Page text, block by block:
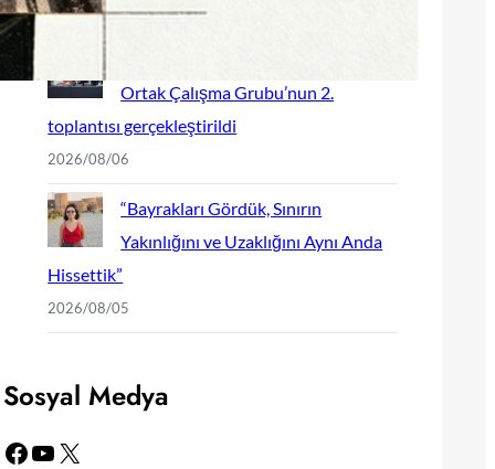
2026/08/06
Ortak Çalışma Grubu’nun 2.
toplantısı gerçekleştirildi
2026/08/06
“Bayrakları Gördük, Sınırın
Yakınlığını ve Uzaklığını Aynı Anda
Hissettik”
2026/08/05
Sosyal Medya
Facebook YouTube X